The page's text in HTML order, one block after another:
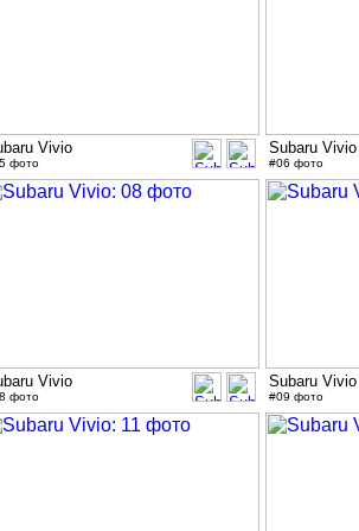
Vivio
фото
Subaru Vivio
#06 фото
Vivio
фото
Subaru Vivio
#09 фото